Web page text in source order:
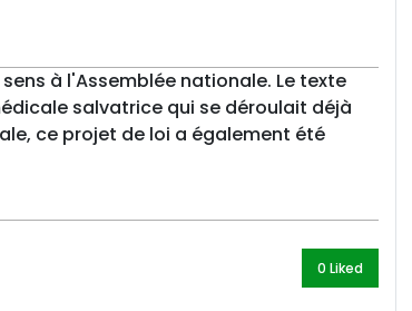
à l'Assemblée nationale. Le texte
salvatrice qui se déroulait déjà
ce projet de loi a également été
0 Liked